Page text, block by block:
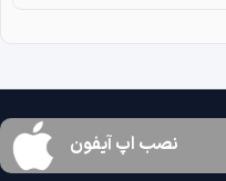
نصب اپ آیفون